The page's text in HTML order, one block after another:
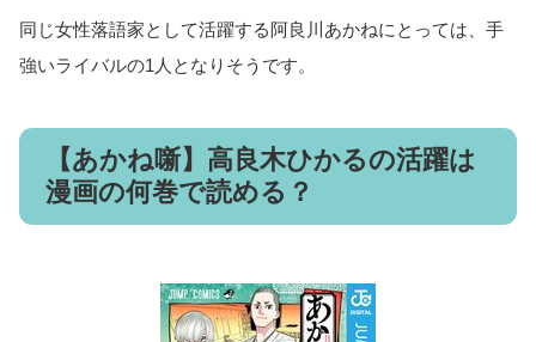
同じ女性落語家として活躍する阿良川あかねにとっては、手
強いライバルの1人となりそうです。
【あかね噺】高良木ひかるの活躍は
漫画の何巻で読める？